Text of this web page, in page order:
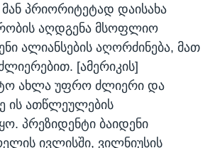
მან პრიორიტეტად დაისახა
აღდგენა მსოფლიო
ალიანსების აღორძინება, მათ
[ამერიკის]
ახლა უფრო ძლიერი და
ის ათწლეულების
პრეზიდენტი ბაიდენი
ივლისში, ვილნიუსის